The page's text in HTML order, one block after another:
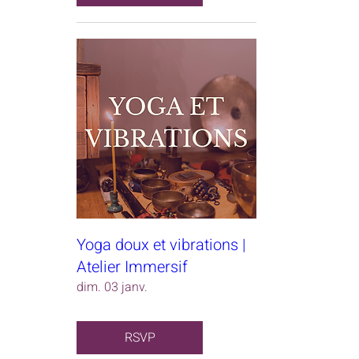
Yoga doux et vibrations |
Atelier Immersif
dim. 03 janv.
RSVP